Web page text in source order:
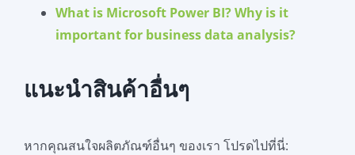
What is Microsoft Power BI? Why is it
important for business data analysis?
แนะนำสินค้าอื่นๆ
หากคุณสนใจผลิตภัณฑ์อื่นๆ ของเรา โปรดไปที่นี่: